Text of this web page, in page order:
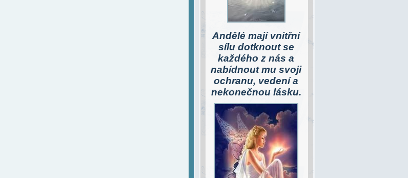
Andělé mají vnitřní
sílu dotknout se
každého z nás a
nabídnout mu svoji
ochranu, vedení a
nekonečnou lásku.